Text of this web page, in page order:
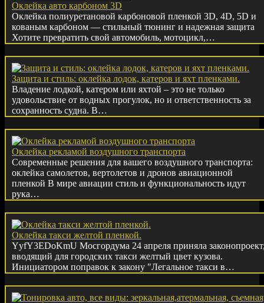
Оклейка авто карбоном 3D
Оклейка полиуретановой карбоновой пленкой 3D, 4D, 5D и
кованым карбоном — стильный тюнинг и надежная защита
Хотите превратить свой автомобиль, мотоцикл,…
Защита и стиль: оклейка лодок, катеров и яхт пленками.
Владение лодкой, катером или яхтой – это не только
удовольствие от водных прогулок, но и ответственность за
сохранность судна. В…
Оклейка рекламой воздушного транспорта
Современные решения для вашего воздушного транспорта:
оклейка самолетов, вертолетов и дронов авиационной
пленкой В мире авиации стиль и функциональность идут
рука…
Оклейка такси желтой пленкой.
YyfY3EDoKmU Мосгордума 24 апреля приняла
вводящий для городских такси желтый цвет кузова.
Инициатором поправок к закону "Легальное такси в…